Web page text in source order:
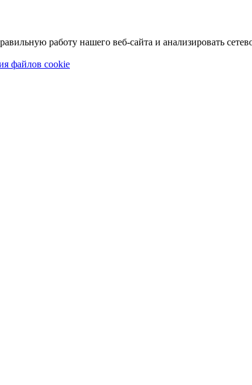
работу нашего веб-сайта и анализировать
файлов cookie